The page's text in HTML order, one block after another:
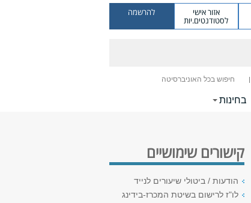
אזור אישי
לסטודנטים.יות
להרשמה
חיפוש בכל האוניברסיטה
בחינות
קישורים שימושיים
הודעות / ביטולי שיעורים לנייד
לו"ז לרישום בשיטת המכרז-בידינג